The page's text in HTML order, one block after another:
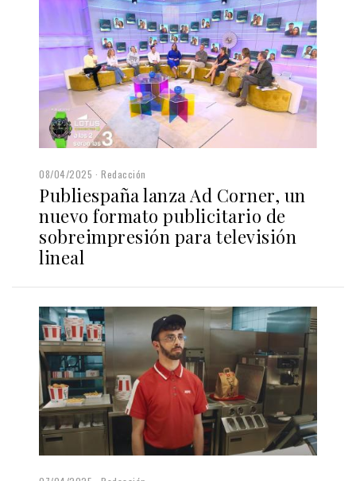
08/04/2025 Redacción
Publiespaña lanza Ad Corner, un
nuevo formato publicitario de
sobreimpresión para televisión
lineal